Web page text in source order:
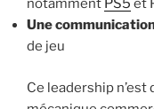
notamment PS5 et
Une
de jeu
Ce leadership